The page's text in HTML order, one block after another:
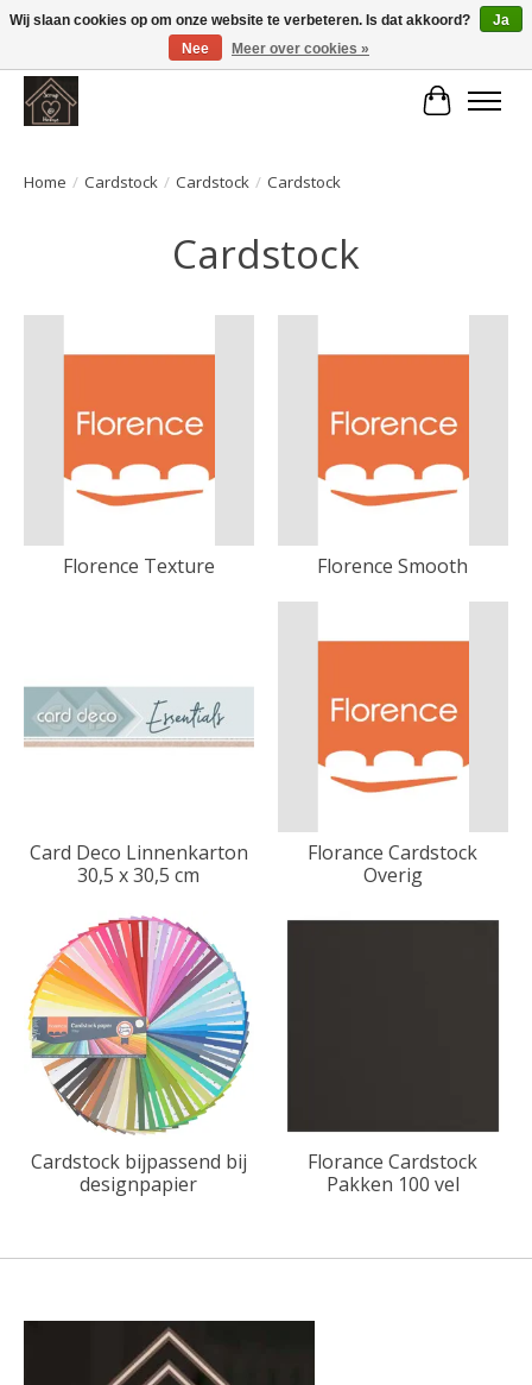
Large selection of products and fast shipping!
Home / Cardstock / Cardstock / Cardstock
Cardstock
Florence Texture Florence Smooth
Card Deco Linnenkarton
30,5 x 30,5 cm
Florance Cardstock
Overig
Cardstock bijpassend bij
designpapier
Florance Cardstock
Pakken 100 vel
Wij slaan cookies op om onze website te verbeteren. Is dat akkoord?
Ja
Nee
Meer over cookies »